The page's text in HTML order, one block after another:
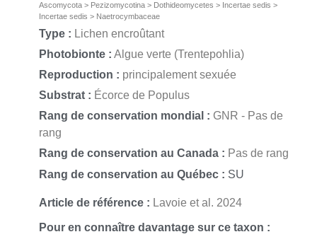
Ascomycota > Pezizomycotina > Dothideomycetes > Incertae sedis >
Incertae sedis > Naetrocymbaceae
Type : Lichen encroûtant
Photobionte : Algue verte (Trentepohlia)
Reproduction : principalement sexuée
Substrat : Écorce de Populus
Rang de conservation mondial : GNR - Pas de
rang
Rang de conservation au Canada : Pas de rang
Rang de conservation au Québec : SU
Article de référence : Lavoie et al. 2024
Pour en connaître davantage sur ce taxon :